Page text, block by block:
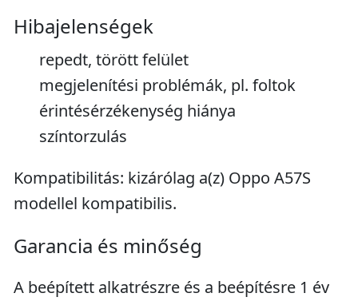
Hibajelenségek
repedt, törött felület
megjelenítési problémák, pl. foltok
érintésérzékenység hiánya
színtorzulás
Kompatibilitás: kizárólag a(z) Oppo A57S
modellel kompatibilis.
Garancia és minőség
A beépített alkatrészre és a beépítésre 1 év